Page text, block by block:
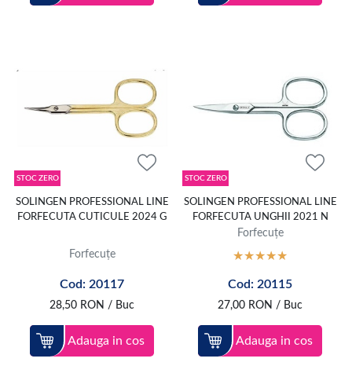
STOC ZERO
SOLINGEN PROFESSIONAL LINE
FORFECUTA CUTICULE 2024 G
Forfecuțe
Cod: 20117
28,50 RON / Buc
Adauga in cos
STOC ZERO
SOLINGEN PROFESSIONAL LINE
FORFECUTA UNGHII 2021 N
Forfecuțe
Cod: 20115
27,00 RON / Buc
Adauga in cos